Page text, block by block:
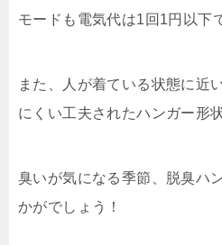
モードも電気代は1回1円以下
また、人が着ている状態に近
にくい工夫されたハンガー形
臭いが気になる季節、脱臭ハ
かがでしょう！